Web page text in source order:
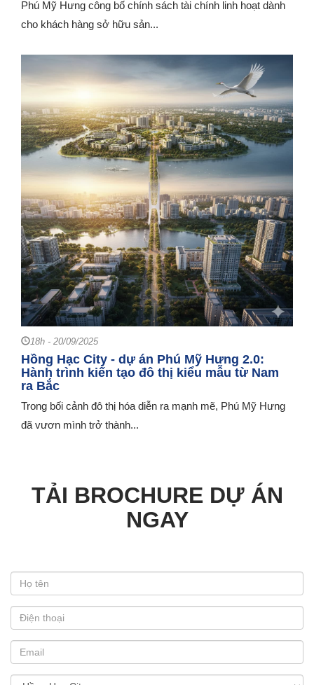
Phú Mỹ Hưng công bố chính sách tài chính linh hoạt dành
cho khách hàng sở hữu sản...
18h - 20/09/2025
Hồng Hạc City - dự án Phú Mỹ Hưng 2.0:
Hành trình kiến tạo đô thị kiểu mẫu từ Nam
ra Bắc
Trong bối cảnh đô thị hóa diễn ra mạnh mẽ, Phú Mỹ Hưng
đã vươn mình trở thành...
TẢI BROCHURE DỰ ÁN
NGAY